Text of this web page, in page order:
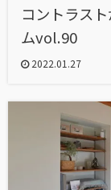
コントラス
ムvol.90
2022.01.27